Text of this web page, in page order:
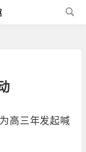
高三年发起喊